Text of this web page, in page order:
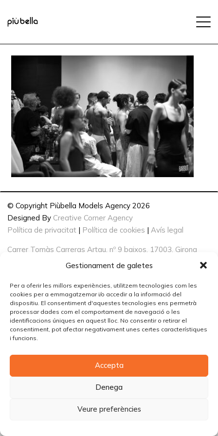
Gestionament de galetes
Per a oferir les millors experiències, utilitzem tecnologies com les
cookies per a emmagatzemar i/o accedir a la informació del
dispositiu. El consentiment d'aquestes tecnologies ens permetrà
processar dades com el comportament de navegació o les
identificacions úniques en aquest lloc. No consentir o retirar el
consentiment, pot afectar negativament unes certes característiques
i funcions.
Accepta
Denega
Veure preferències
© Copyright Piùbella Models Agency 2026
Designed By Creative Corner Agency
Política de privacitat | Política de cookies | Avís legal
Carrer Tomàs Carreras Artau, nº 9 baixos, 17003, Girona